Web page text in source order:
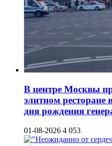
В центре Москвы
элитном ресторане
дня рождения
01-08-2026 4 053